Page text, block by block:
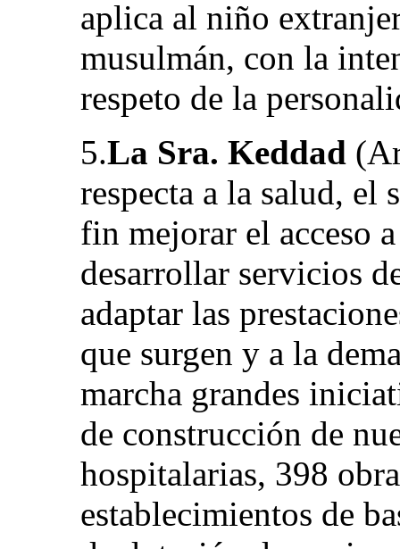
aplica al niño
musulmán, con la
respeto de la
5.La Sra. Keddad
respecta a la salud, el
fin mejorar el acceso
desarrollar servicios
adaptar las
que surgen y a la
marcha grandes
de construcción de
hospitalarias, 398
establecimientos de